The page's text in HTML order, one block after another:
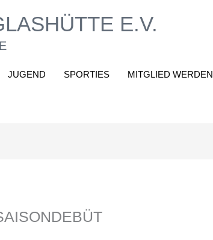
E.V.
JUGEND SPORTIES MITGLIED WERDEN